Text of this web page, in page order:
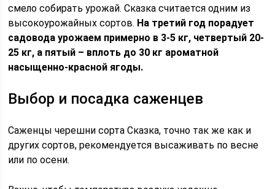
смело собирать урожай. Сказка считается одним из
высокоурожайных сортов. На третий год порадует
садовода урожаем примерно в 3-5 кг, четвертый 20-
25 кг, а пятый – вплоть до 30 кг ароматной
насыщенно-красной ягоды.
Выбор и посадка саженцев
Саженцы черешни сорта Сказка, точно так же как и
других сортов, рекомендуется высаживать по весне
или по осени.